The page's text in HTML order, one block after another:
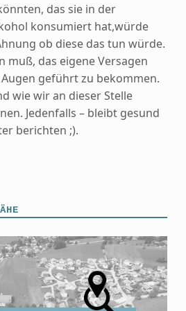
das sie in der
konsumiert hat,würde
ob diese das tun würde.
muß, das eigene Versagen
geführt zu bekommen.
wie wir an dieser Stelle
Jedenfalls – bleibt gesund
berichten ;).